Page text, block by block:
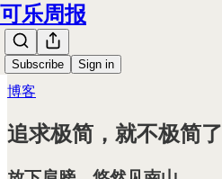
可乐周报
Subscribe Sign in
博客
追求极简，就不极简了